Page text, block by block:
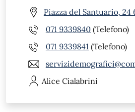
Piazza del Santuario, 24
071 9339840 (Telefono)
071 9339841 (Telefono)
Alice Cialabrini